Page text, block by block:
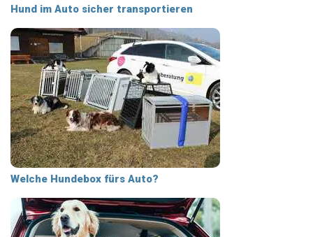
Hund im Auto sicher transportieren
Welche Hundebox fürs Auto?